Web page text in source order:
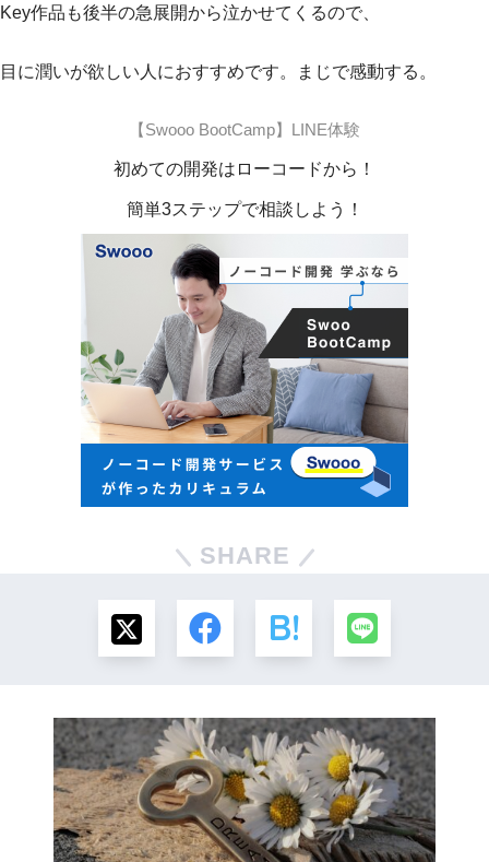
Key作品も後半の急展開から泣かせてくるので、
目に潤いが欲しい人におすすめです。まじで感動する。
【Swooo BootCamp】LINE体験
初めての開発はローコードから！
簡単3ステップで相談しよう！
SHARE